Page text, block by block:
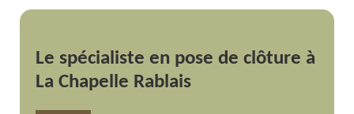
Le spécialiste en pose de clôture à
La Chapelle Rablais